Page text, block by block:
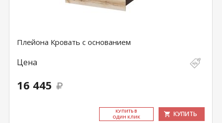
Плейона Кровать с основанием
Цена
16 445
КУ­ПИТЬ В
ОДИН КЛИК
КУПИТЬ